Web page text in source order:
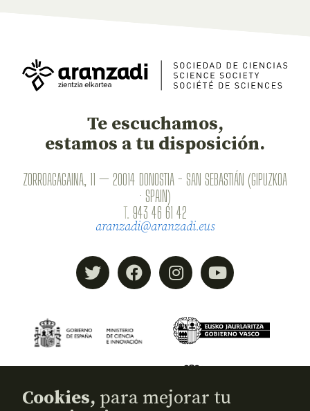
Te escuchamos,
estamos a tu disposición.
ZORROAGAGAINA, 11 — 20014 DONOSTIA - SAN SEBASTIÁN (GIPUZKOA
· SPAIN)
T. 943 46 61 42
aranzadi@aranzadi.eus
Cookies, para mejorar tu